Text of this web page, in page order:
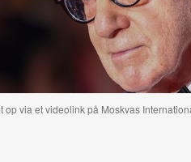
via et videolink på Moskvas